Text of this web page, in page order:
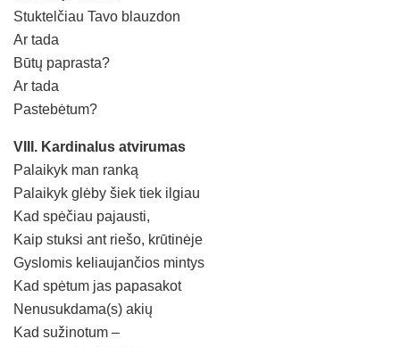
Stuktelčiau Tavo blauzdon
Ar tada
Būtų paprasta?
Ar tada
Pastebėtum?
VIII. Kardinalus atvirumas
Palaikyk man ranką
Palaikyk glėby šiek tiek ilgiau
Kad spėčiau pajausti,
Kaip stuksi ant riešo, krūtinėje
Gyslomis keliaujančios mintys
Kad spėtum jas papasakot
Nenusukdama(s) akių
Kad sužinotum –